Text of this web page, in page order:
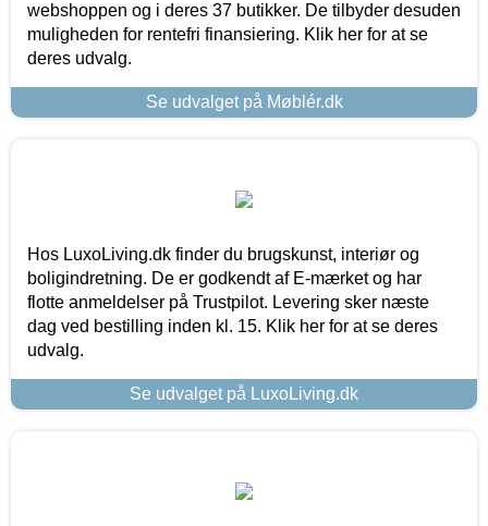
webshoppen og i deres 37 butikker. De tilbyder desuden
muligheden for rentefri finansiering. Klik her for at se
deres udvalg.
Se udvalget på Møblér.dk
Hos LuxoLiving.dk finder du brugskunst, interiør og
boligindretning. De er godkendt af E-mærket og har
flotte anmeldelser på Trustpilot. Levering sker næste
dag ved bestilling inden kl. 15. Klik her for at se deres
udvalg.
Se udvalget på LuxoLiving.dk